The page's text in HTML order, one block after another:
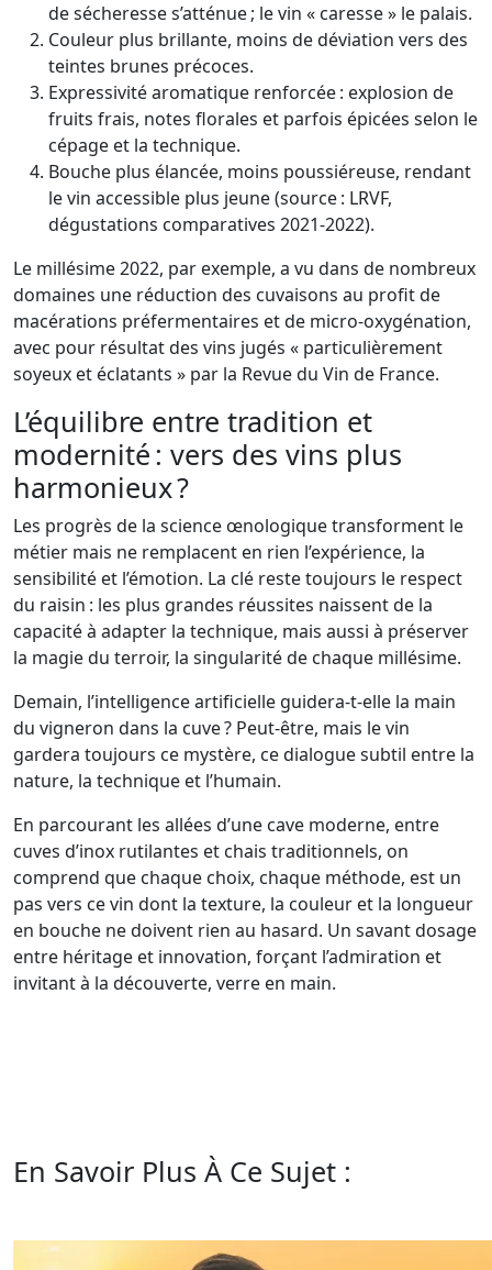
de sécheresse s’atténue ; le vin « caresse » le palais.
Couleur plus brillante, moins de déviation vers des
teintes brunes précoces.
Expressivité aromatique renforcée : explosion de
fruits frais, notes florales et parfois épicées selon le
cépage et la technique.
Bouche plus élancée, moins poussiéreuse, rendant
le vin accessible plus jeune (source : LRVF,
dégustations comparatives 2021-2022).
Le millésime 2022, par exemple, a vu dans de nombreux
domaines une réduction des cuvaisons au profit de
macérations préfermentaires et de micro-oxygénation,
avec pour résultat des vins jugés « particulièrement
soyeux et éclatants » par la Revue du Vin de France.
L’équilibre entre tradition et
modernité : vers des vins plus
harmonieux ?
Les progrès de la science œnologique transforment le
métier mais ne remplacent en rien l’expérience, la
sensibilité et l’émotion. La clé reste toujours le respect
du raisin : les plus grandes réussites naissent de la
capacité à adapter la technique, mais aussi à préserver
la magie du terroir, la singularité de chaque millésime.
Demain, l’intelligence artificielle guidera-t-elle la main
du vigneron dans la cuve ? Peut-être, mais le vin
gardera toujours ce mystère, ce dialogue subtil entre la
nature, la technique et l’humain.
En parcourant les allées d’une cave moderne, entre
cuves d’inox rutilantes et chais traditionnels, on
comprend que chaque choix, chaque méthode, est un
pas vers ce vin dont la texture, la couleur et la longueur
en bouche ne doivent rien au hasard. Un savant dosage
entre héritage et innovation, forçant l’admiration et
invitant à la découverte, verre en main.
En Savoir Plus À Ce Sujet :